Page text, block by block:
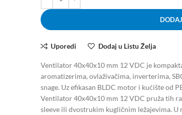
Uporedi Dodaj u Listu Želja
Ventilator 40x40x10 mm 12 VDC je
aromatizerima, ovlaživačima, inverterima,
snage. Uz efikasan BLDC motor i kućište od
Ventilator 40x40x10 mm 12 VDC pruža tih
sleeve ili dvostrukim kugličnim ležajevima. U